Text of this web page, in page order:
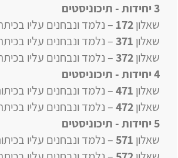
3 יחידות - תיכוניסטים
שאלון172– נלמד ונבחנים עליו
שאלון 371– נלמד ונבחנים עליו
שאלון372– נלמד ונבחנים עליו
4 יחידות
- תיכוניסטים
שאלון 471
–נלמד ונבחנים עליו
שאלון472
–נלמד ונבחנים עליו
5 יחידות
- תיכוניסטים
שאלון 571
–נלמד ונבחנים עליו